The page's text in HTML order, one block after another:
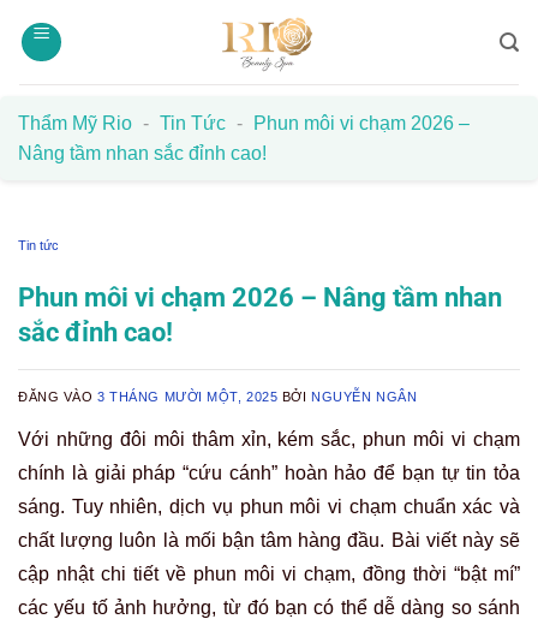
qua
Thẩm Mỹ Rio - Tin Tức -
Phun môi vi chạm 2026 –
Nâng tầm nhan sắc đỉnh cao!
Tin tức
Phun môi vi chạm 2026 – Nâng tầm nhan
sắc đỉnh cao!
ĐĂNG VÀO3 THÁNG MƯỜI MỘT, 2025 BỞI NGUYỄN NGÂN
Với những đôi môi thâm xỉn, kém sắc, phun môi vi chạm
chính là giải pháp “cứu cánh” hoàn hảo để bạn tự tin tỏa
sáng. Tuy nhiên, dịch vụ phun môi vi chạm chuẩn xác và
chất lượng luôn là mối bận tâm hàng đầu. Bài viết này sẽ
cập nhật chi tiết về phun môi vi chạm, đồng thời “bật mí”
các yếu tố ảnh hưởng, từ đó bạn có thể dễ dàng so sánh